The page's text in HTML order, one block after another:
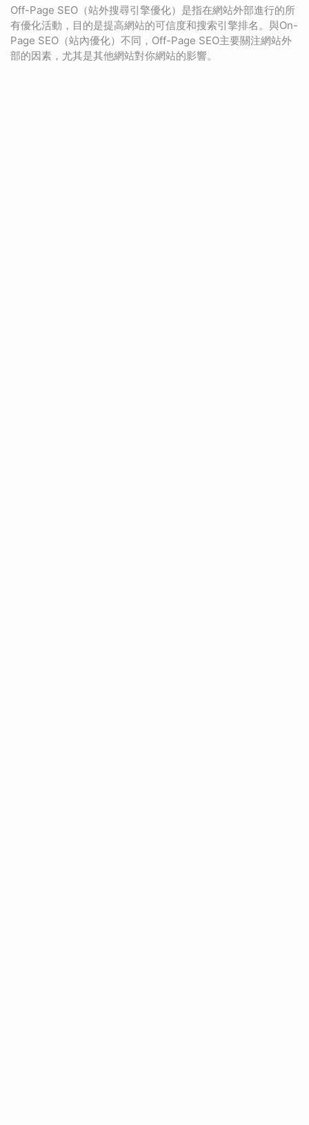
Off-Page SEO（站外搜尋引擎優化）是指在網站外部進行的所
有優化活動，目的是提高網站的可信度和搜索引擎排名。與On-
Page SEO（站內優化）不同，Off-Page SEO主要關注網站外
部的因素，尤其是其他網站對你網站的影響。